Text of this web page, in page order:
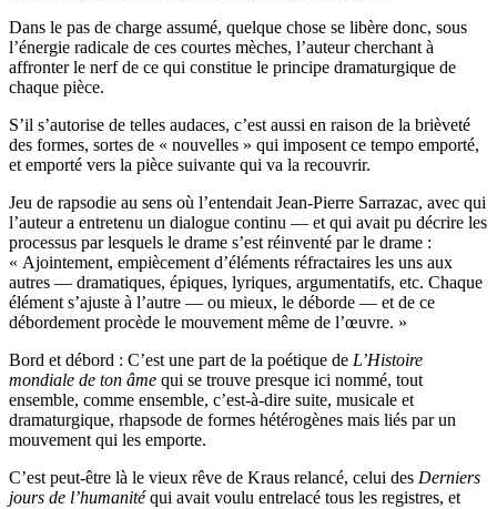
Dans le pas de charge assumé, quelque chose se libère donc, sous
l’énergie radicale de ces courtes mèches, l’auteur cherchant à
affronter le nerf de ce qui constitue le principe dramaturgique de
chaque pièce.
S’il s’autorise de telles audaces, c’est aussi en raison de la brièveté
des formes, sortes de « nouvelles » qui imposent ce tempo emporté,
et emporté vers la pièce suivante qui va la recouvrir.
Jeu de rapsodie au sens où l’entendait Jean-Pierre Sarrazac, avec qui
l’auteur a entretenu un dialogue continu — et qui avait pu décrire les
processus par lesquels le drame s’est réinventé par le drame :
« Ajointement, empiècement d’éléments réfractaires les uns aux
autres — dramatiques, épiques, lyriques, argumentatifs, etc. Chaque
élément s’ajuste à l’autre — ou mieux, le déborde — et de ce
débordement procède le mouvement même de l’œuvre. »
Bord et débord : C’est une part de la poétique de L’Histoire
mondiale de ton âme qui se trouve presque ici nommé, tout
ensemble, comme ensemble, c’est-à-dire suite, musicale et
dramaturgique, rhapsode de formes hétérogènes mais liés par un
mouvement qui les emporte.
C’est peut-être là le vieux rêve de Kraus relancé, celui des Derniers
jours de l’humanitéqui avait voulu entrelacé tous les registres, et